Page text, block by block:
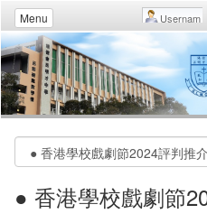
Menu
● 香港學校戲劇節